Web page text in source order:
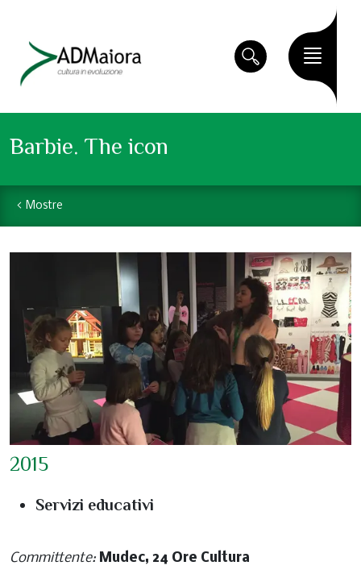
Barbie. The icon
Mostre
2015
Servizi educativi
Committente: Mudec, 24 Ore Cultura